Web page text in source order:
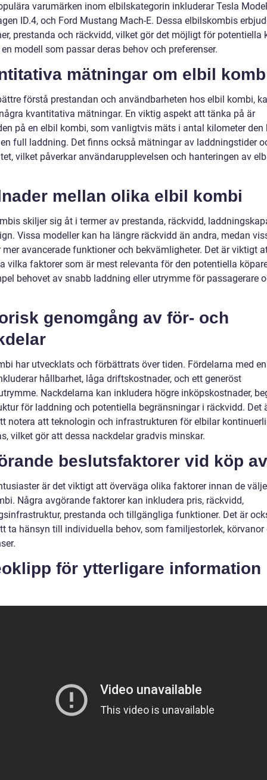
varumärken inom elbilskategorin inkluderar Tesla
ID.4, och Ford Mustang Mach-E. Dessa elbilskombis
prestanda och räckvidd, vilket gör det möjligt för potentiella
modell som passar deras behov och preferenser.
mätningar om elbil
förstå prestandan och användbarheten hos elbil kombi,
kvantitativa mätningar. En viktig aspekt att tänka på är
på en elbil kombi, som vanligtvis mäts i antal kilometer den
full laddning. Det finns också mätningar av laddningstider
vilket påverkar användarupplevelsen och hanteringen av
mellan olika elbil kombi
skiljer sig åt i termer av prestanda, räckvidd,
Vissa modeller kan ha längre räckvidd än andra, medan
mer avancerade funktioner och bekvämligheter. Det är viktigt
vilka faktorer som är mest relevanta för den potentiella
behovet av snabb laddning eller utrymme för passagerare
genomgång av för- och
har utvecklats och förbättrats över tiden. Fördelarna med
hållbarhet, låga driftskostnader, och ett generöst
Nackdelarna kan inkludera högre inköpskostnader,
för laddning och potentiella begränsningar i räckvidd. Det
notera att teknologin och infrastrukturen för elbilar
vilket gör att dessa nackdelar gradvis minskar.
beslutsfaktorer vid köp
är det viktigt att överväga olika faktorer innan de
Några avgörande faktorer kan inkludera pris, räckvidd,
prestanda och tillgängliga funktioner. Det är
ta hänsyn till individuella behov, som familjestorlek, körvanor
för ytterligare information